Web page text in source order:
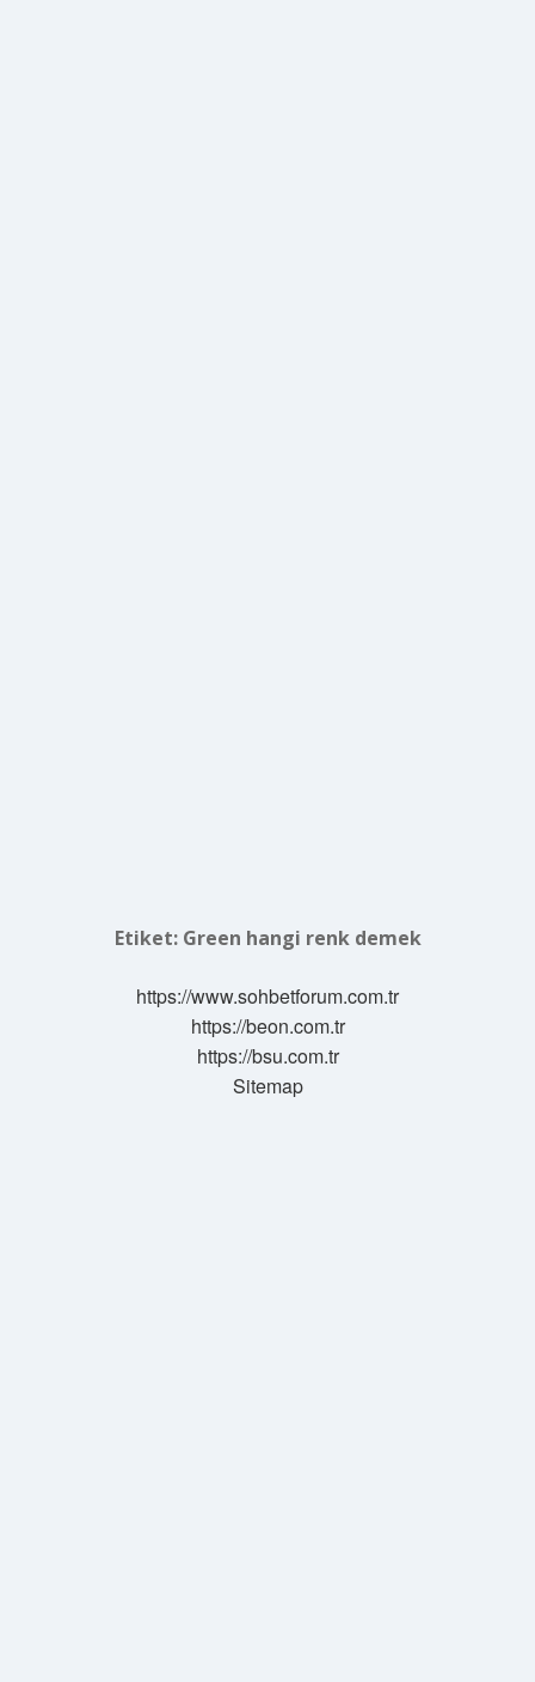
Etiket: Green hangi renk demek
https://www.sohbetforum.com.tr
https://beon.com.tr
https://bsu.com.tr
Sitemap